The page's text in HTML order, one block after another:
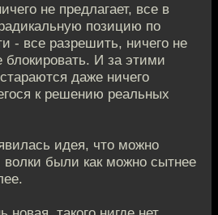
не предлагает, все в
позицию по
- все разрешить, ничего не
блокировать. И за этими
даже ничего
к решению реальных
идея, что можно
волки были как можно сытнее